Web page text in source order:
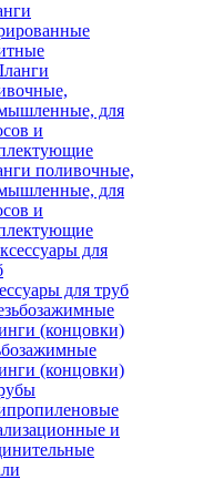
поливочные,
для
и
для труб
(концовки)